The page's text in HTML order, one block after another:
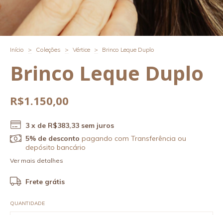
Início > Coleções > Vértice > Brinco Leque Duplo
Brinco Leque Duplo
R$1.150,00
3 x de R$383,33 sem juros
5% de desconto pagando com Transferência ou
depósito bancário
Ver mais detalhes
Frete grátis
QUANTIDADE